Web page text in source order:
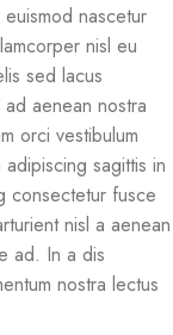
nascetur
nisl eu
sed lacus
aenean nostra
orci vestibulum
sagittis in
consectetur fusce
nisl a aenean
ad. In a dis
nostra lectus